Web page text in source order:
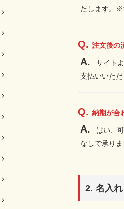
たします。
注文後の
サイト
支払いいただ
納期が合
はい、
なしで承りま
2. 名入